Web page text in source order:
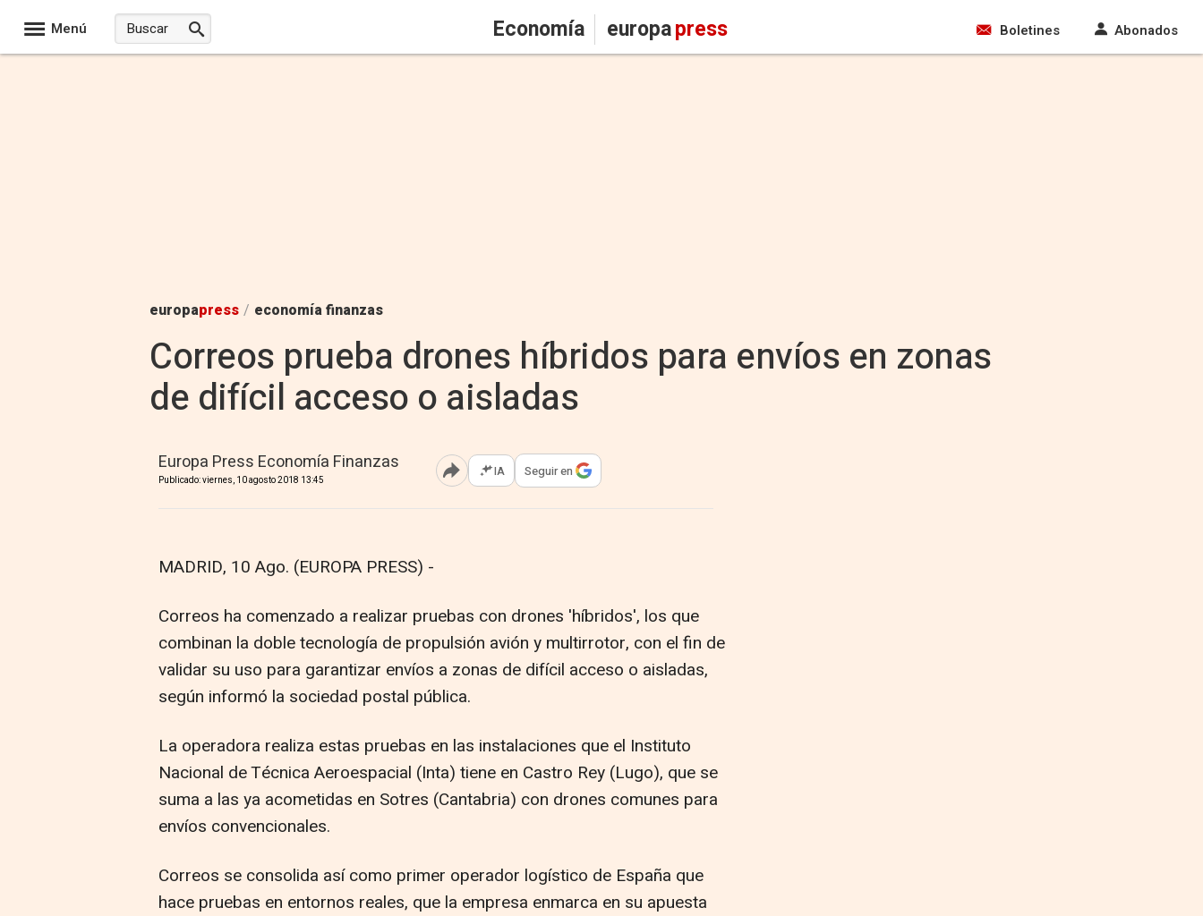
Menú Economía europapress Boletines Abonados
europapress / economía finanzas
Correos prueba drones híbridos para envíos en zonas
de difícil acceso o aisladas
Europa Press Economía Finanzas
Publicado: viernes, 10 agosto 2018 13:45 Abrir opciones para compartir
IA Seguir en
MADRID, 10 Ago. (EUROPA PRESS) -
Correos ha comenzado a realizar pruebas con drones 'híbridos', los que
combinan la doble tecnología de propulsión avión y multirrotor, con el fin de
validar su uso para garantizar envíos a zonas de difícil acceso o aisladas,
según informó la sociedad postal pública.
La operadora realiza estas pruebas en las instalaciones que el Instituto
Nacional de Técnica Aeroespacial (Inta) tiene en Castro Rey (Lugo), que se
suma a las ya acometidas en Sotres (Cantabria) con drones comunes para
envíos convencionales.
Correos se consolida así como primer operador logístico de España que
hace pruebas en entornos reales, que la empresa enmarca en su apuesta